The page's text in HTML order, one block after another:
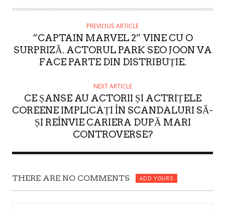
T
R
PREVIOUS ARTICLE
“CAPTAIN MARVEL 2” VINE CU O
SURPRIZĂ. ACTORUL PARK SEO JOON VA
FACE PARTE DIN DISTRIBUȚIE.
NEXT ARTICLE
CE ȘANSE AU ACTORII ȘI ACTRIȚELE
COREENE IMPLICAȚI ÎN SCANDALURI SĂ-
ȘI REÎNVIE CARIERA DUPĂ MARI
CONTROVERSE?
THERE ARE NO COMMENTS ADD YOURS